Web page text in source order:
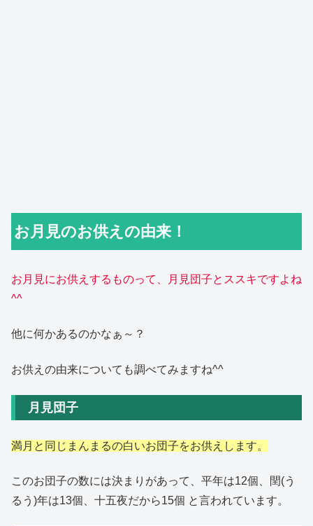
お月見のお供えの由来！
お月見にお供えするものって、月見団子とススキですよね
^^
他に何かあるのかなぁ～？
お供えの由来についても調べてみますね^^
月見団子
満月と同じまんまるの白いお団子をお供えします。
このお団子の数には決まりがあって、平年は12個、閏(う
るう)年は13個、十五夜だから15個 と言われています。